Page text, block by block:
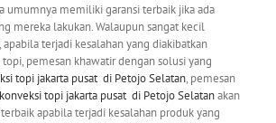
umumnya memiliki garansi terbaik jika ada
mereka lakukan. Walaupun sangat kecil
terjadi kesalahan yang diakibatkan
pemesan khawatir dengan solusi yang
topi jakarta pusat di Petojo Selatan, pemesan
konveksi topi jakarta pusat di Petojo Selatanakan
apabila terjadi kesalahan produk yang